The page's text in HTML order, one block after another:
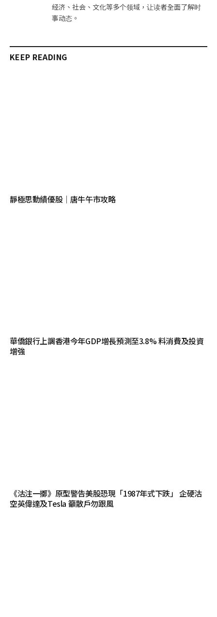
经济、社会、文化等多个领域，让读者全面了解时
事动态。
KEEP READING
靜極思動績優股｜唐牛午市攻略
華僑銀行上調香港今年GDP增長預測至3.8% 料消費及投資
增強
《沽注一擲》原型警告美股恐現「1987年式下跌」 企硬沽
空英偉達及Tesla 籲散戶勿跟風